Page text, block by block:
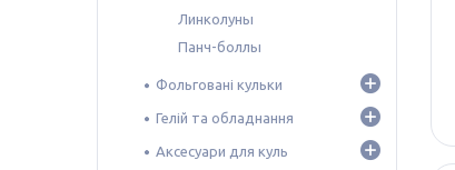
Линколуны
Панч-боллы
Фольговані кульки
Гелій та обладнання
Аксесуари для куль